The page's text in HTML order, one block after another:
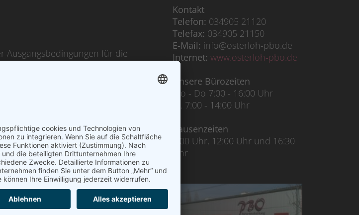
Ausgangsbedingungen für die
Werkstücke mit hoher und
führt zu Lackablösungen und
Zunder, Rost, Fett und Schmutz
Verfahren der Vorbehandlung
Glasperlenstrahlen)
die Haftung des
bildet das Trocknen des Werkstücks.
aufgebracht. Die
eine geladene Pulverwolke.
dem über den Werkstückträger
Kontakt
Telefon: 034905 21120
Telefax: 034905 21150
E-Mail: info@osterloh-pbo.de
Internet: www.osterloh-pbo.de
Unsere Bürozeiten
Mo - Do 7:00 - 16:00 Uhr
Fr. 7:00 - 14:00 Uhr
Pausenzeiten
8:00 Uhr, 12:00 Uhr und 16:30
Uhr